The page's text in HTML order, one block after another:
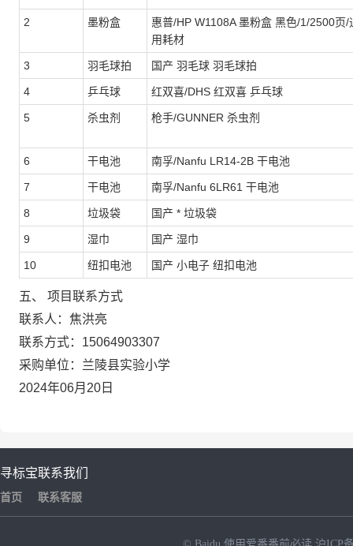
2 墨粉盒
惠普/HP W1108A 墨粉盒 黑色/1/2500页/
用耗材
3 羽毛球拍 国产 羽毛球 羽毛球拍
4 乒乓球 红双喜/DHS 红双喜 乒乓球
5 杀虫剂 枪手/GUNNER 杀虫剂
6 干电池 南孚/Nanfu LR14-2B 干电池
7 干电池 南孚/Nanfu 6LR61 干电池
8 垃圾袋 国产 * 垃圾袋
9 湿巾 国产 湿巾
10 纽扣电池 国产 小电子 纽扣电池
五、 项目联系方式
联系人：焦洪亮
联系方式：15064903307
采购单位：兰陵县实验小学
2024年06月20日
寻标宝
首页
联系我们
联系客服